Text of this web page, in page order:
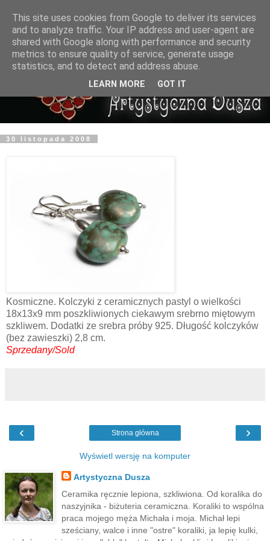
30 listopada 2008
Kosmiczne. Kolczyki z ceramicznych pastyl o wielkości
18x13x9 mm poszkliwionych ciekawym srebrno miętowym
szkliwem. Dodatki ze srebra próby 925. Długość kolczyków
(bez zawieszki) 2,8 cm.
Sprzedany/Sold
‹ ›
Strona główna
Wyświetl wersję na komputer
Artystyczna Dusza
Ceramika ręcznie lepiona, szkliwiona. Od koralika do
naszyjnika - biżuteria ceramiczna. Koraliki to wspólna
praca mojego męża Michała i moja. Michał lepi
sześciany, walce i inne "ostre" koraliki, ja lepię kulki,
This site uses cookies from Google to deliver its services
and to analyze traffic. Your IP address and user-agent are
shared with Google along with performance and security
metrics to ensure quality of service, generate usage
statistics, and to detect and address abuse.
LEARN MORE GOT IT